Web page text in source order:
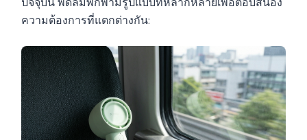
ความต้องการที่แตกต่างกัน: